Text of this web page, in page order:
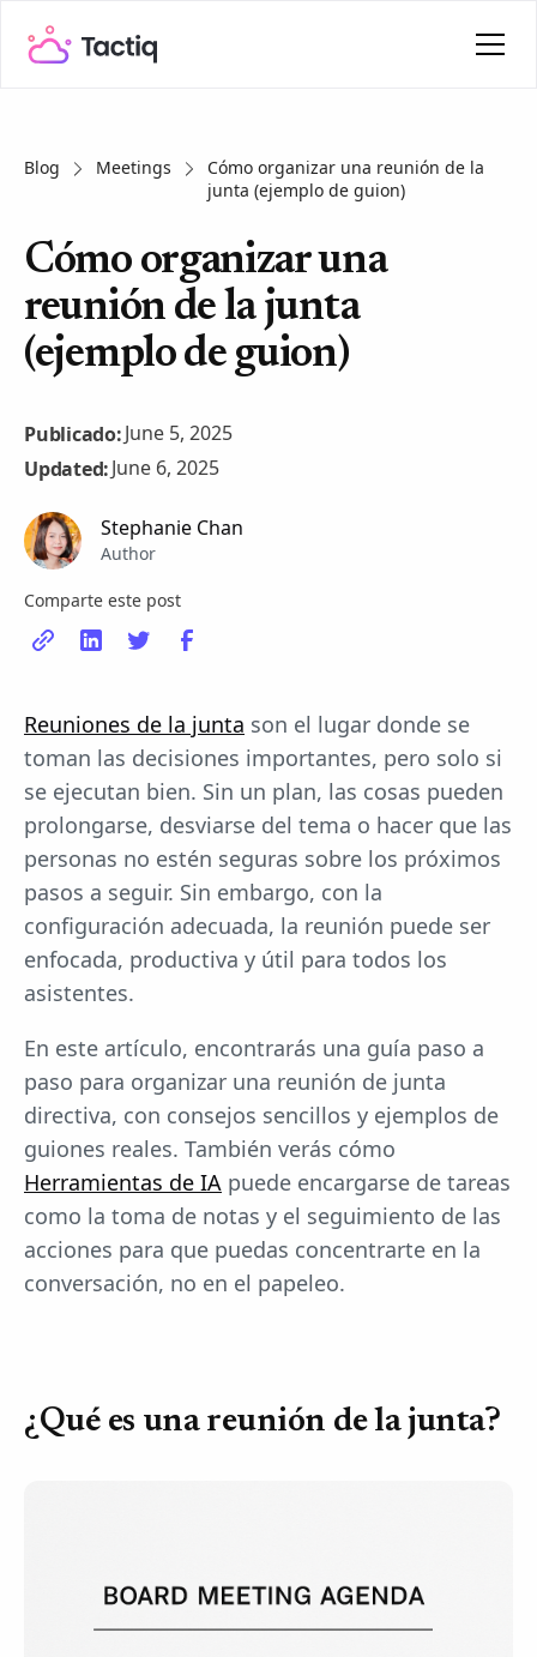
Blog Meetings
Cómo organizar una reunión de la
junta (ejemplo de guion)
Cómo organizar una
reunión de la junta
(ejemplo de guion)
Publicado:June 5, 2025
Updated:June 6, 2025
Stephanie Chan
Author
Comparte este post
Reuniones de la junta son el lugar donde se
toman las decisiones importantes, pero solo si
se ejecutan bien. Sin un plan, las cosas pueden
prolongarse, desviarse del tema o hacer que las
personas no estén seguras sobre los próximos
pasos a seguir. Sin embargo, con la
configuración adecuada, la reunión puede ser
enfocada, productiva y útil para todos los
asistentes.
En este artículo, encontrarás una guía paso a
paso para organizar una reunión de junta
directiva, con consejos sencillos y ejemplos de
guiones reales. También verás cómo
Herramientas de IA puede encargarse de tareas
como la toma de notas y el seguimiento de las
acciones para que puedas concentrarte en la
conversación, no en el papeleo.
¿Qué es una reunión de la junta?